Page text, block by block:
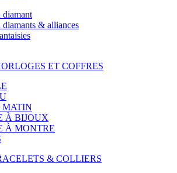
diamant
diamants & alliances
ET COFFRES
MATIN
À BIJOUX
À MONTRE
& COLLIERS